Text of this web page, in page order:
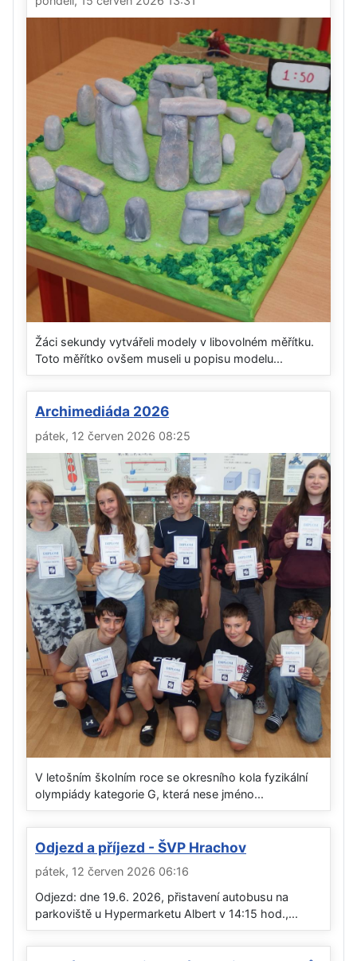
Žáci sekundy vytvářeli modely v libovolném měřítku.
Toto měřítko ovšem museli u popisu modelu...
Archimediáda 2026
pátek, 12 červen 2026 08:25
V letošním školním roce se okresního kola fyzikální
olympiády kategorie G, která nese jméno...
Odjezd a příjezd - ŠVP Hrachov
pátek, 12 červen 2026 06:16
Odjezd: dne 19.6. 2026, přistavení autobusu na
parkoviště u Hypermarketu Albert v 14:15 hod.,...